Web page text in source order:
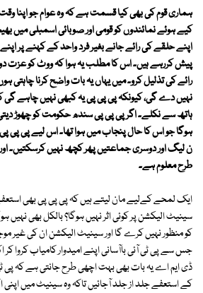
ہماری قوم کی بھی کیا قسمت ہے کہ وہ عوام جو اپنا
کیے ہوئے نمائندوں کو قومی اور صوبائی اسمبلی میں
اپنے حلقے کی رائے جانے بغیر فرد واحد کے کہنے پر
پیش کررہے ہیں۔ اس کا مطلب یہ ہوا کہ ووٹ کو عزت دو،
رائے کی تذلیل کرو۔ میں یہاں یہ بات واضح کرنا چاہتی
نہیں دے گی، کیونکہ پی پی پی یہ کبھی نہیں چاہے
ہاتھ سے نکلے۔ اگر پی پی پی سندھ حکومت کو چھوڑ
ہوگا جو اس کا حال پنجاب میں ہوا تھا۔ اس لیے پی پی
ن لیگ اور دوسری جماعتیں پھر کچھ نہیں کرسکتیں۔
طرح معلوم ہے۔
ایک لمحے کےلیے مان لیتے ہیں کہ پی پی پی بھی
سینیٹ الیکشن پر کوئی اثر نہیں ہوگا؟ بالکل بھی نہیں
کو منظور نہیں کرے گا اور سینیٹ الیکشن ان کی غیر
جس سے پی ٹی آئی باآسانی اپنے امیدوار کامیاب کروا
ڈی ایم اے یہ بات بھی بہت اچھی طرح جانتی ہے کہ پی
کے استعفے جلد از جلد آجائیں تاکہ وہ سینیٹ میں